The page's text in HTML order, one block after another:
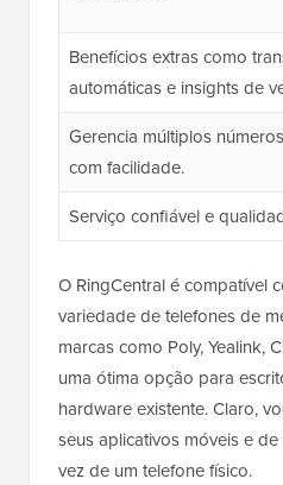
Benefícios extras como
automáticas e insights de
Gerencia múltiplos
com facilidade.
Serviço confiável e
O RingCentral é compatível
variedade de telefones de
marcas como Poly, Yealink,
uma ótima opção para
hardware existente. Claro,
seus aplicativos móveis e
vez de um telefone físico.